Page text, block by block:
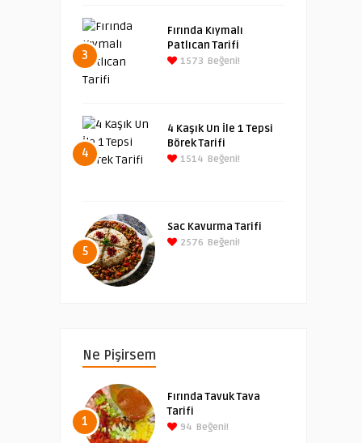
3
Fırında Kıymalı
Patlıcan Tarifi
1573 Beğeni!
4
4 Kaşık Un İle 1 Tepsi
Börek Tarifi
1514 Beğeni!
5
Sac Kavurma Tarifi
2576 Beğeni!
Ne Pişirsem
1
Fırında Tavuk Tava
Tarifi
94 Beğeni!